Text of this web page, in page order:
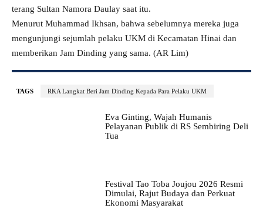
terang Sultan Namora Daulay saat itu.
Menurut Muhammad Ikhsan, bahwa sebelumnya mereka juga
mengunjungi sejumlah pelaku UKM di Kecamatan Hinai dan
memberikan Jam Dinding yang sama. (AR Lim)
TAGS RKA Langkat Beri Jam Dinding Kepada Para Pelaku UKM
Eva Ginting, Wajah Humanis
Pelayanan Publik di RS Sembiring Deli
Tua
Festival Tao Toba Joujou 2026 Resmi
Dimulai, Rajut Budaya dan Perkuat
Ekonomi Masyarakat